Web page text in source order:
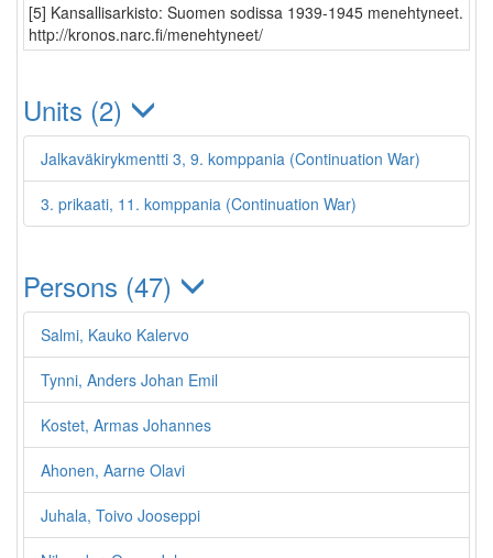
[5] Kansallisarkisto: Suomen sodissa 1939-1945 menehtyneet.
http://kronos.narc.fi/menehtyneet/
Units (2)
Jalkaväkirykmentti 3, 9. komppania (Continuation War)
3. prikaati, 11. komppania (Continuation War)
Persons (47)
Salmi, Kauko Kalervo
Tynni, Anders Johan Emil
Kostet, Armas Johannes
Ahonen, Aarne Olavi
Juhala, Toivo Jooseppi